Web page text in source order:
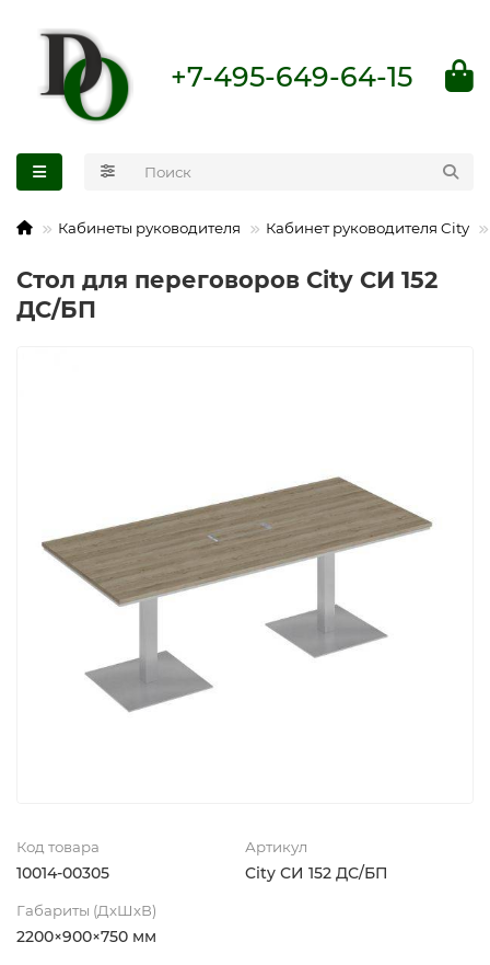
+7-495-649-64-15
Кабинеты руководителя Кабинет руководителя City
Стол для переговоров City СИ 152
ДС/БП
Код товара
10014-00305
Артикул
City СИ 152 ДС/БП
Габариты (ДхШхВ)
2200×900×750 мм